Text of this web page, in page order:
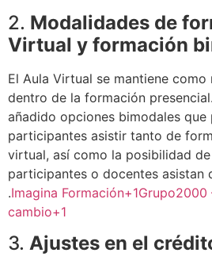
2. Modalidades de
Virtual y formación
El Aula Virtual se mantiene
dentro de la formación
añadido opciones bimodales que
participantes asistir tanto de
virtual, así como la posibilidad
participantes o docentes asistan
.Imagina Formación+1Grupo2000
cambio+1
3. Ajustes en el